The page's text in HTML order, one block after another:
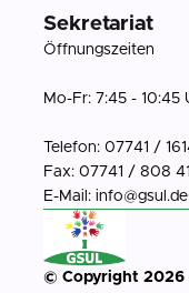
Sekretariat
Öffnungszeiten
Mo-Fr: 7:45 - 10:45
Telefon: 07741 /
Fax: 07741 / 808
E-Mail: info@gsul.de
© Copyright 2026